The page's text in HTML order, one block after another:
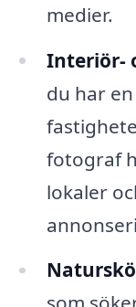
medier.
Interiör-
du har
fotograf
lokaler